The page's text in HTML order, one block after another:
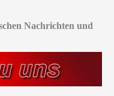
Nachrichten und